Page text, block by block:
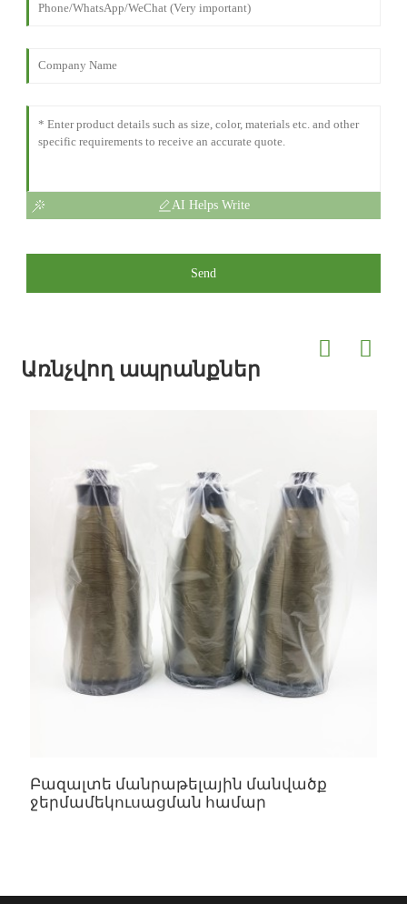
AI Helps Write
Send
Առնչվող ապրանքներ
Բազալտե մանրաթելային մանվածք
ջերմամեկուսացման համար